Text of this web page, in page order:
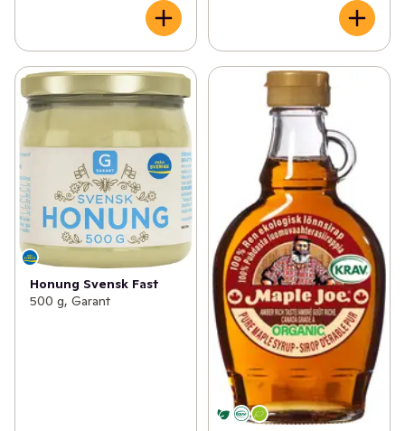
Honung Svensk Fast
500 g, Garant